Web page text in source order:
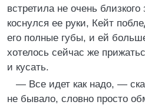
встретила не очень
коснулся ее руки, Кейт
его полные губы, и ей
хотелось сейчас же
и кусать.
— Все идет как надо, —
не бывало, словно просто